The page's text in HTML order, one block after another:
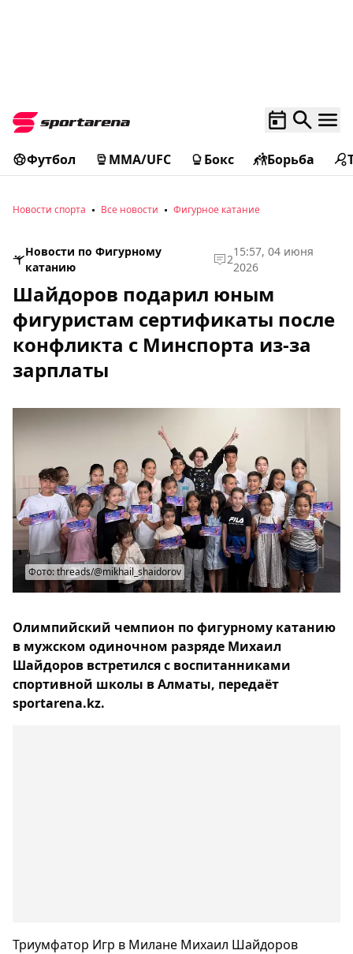
Футбол MMA/UFC Бокс Борьба
Новости спорта Все новости Фигурное катание
Новости по Фигурному
катанию
2
15:57, 04 июня
2026
Шайдоров подарил юным
фигуристам сертификаты после
конфликта с Минспорта из-за
зарплаты
Фото: threads/@mikhail_shaidorov
Олимпийский чемпион по фигурному катанию
в мужском одиночном разряде Михаил
Шайдоров встретился с воспитанниками
спортивной школы в Алматы, передаёт
sportarena.kz.
Триумфатор Игр в Милане Михаил Шайдоров